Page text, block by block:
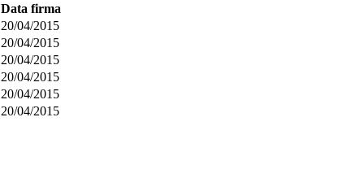
Data firma
20/04/2015
20/04/2015
20/04/2015
20/04/2015
20/04/2015
20/04/2015